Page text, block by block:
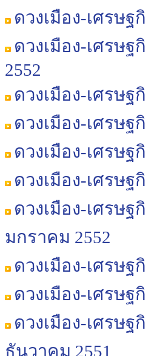
ดวงเมือง-เศรษ
ดวงเมือง-เศรษ
2552
ดวงเมือง-เศรษ
ดวงเมือง-เศรษ
ดวงเมือง-เศรษ
ดวงเมือง-เศรษ
ดวงเมือง-เศรษ
มกราคม 2552
ดวงเมือง-เศรษ
ดวงเมือง-เศรษ
ดวงเมือง-เศรษ
ธันวาคม 2551